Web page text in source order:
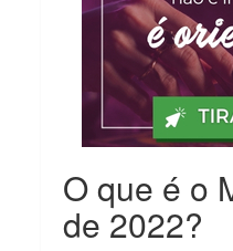
O que é o
de 2022?